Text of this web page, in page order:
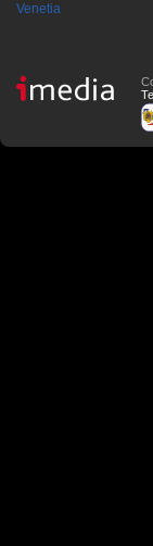
Venetia